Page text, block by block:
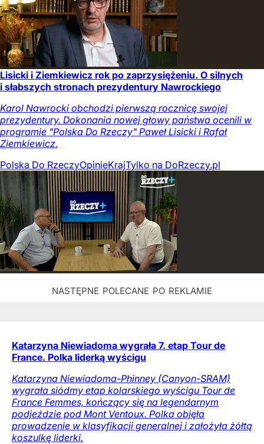
Lisicki i Ziemkiewicz rok po zaprzysiężeniu. O silnych
i słabszych stronach prezydentury Nawrockiego
Karol Nawrocki obchodzi pierwszą rocznicę swojej
prezydentury. Dokonania nowej głowy państwa ocenili w
programie "Polska Do Rzeczy" Paweł Lisicki i Rafał
Ziemkiewicz.
Polska Do RzeczyOpinieKrajTylko na DoRzeczy.pl
Katarzyna Niewiadoma wygrała 7. etap Tour de
France. Polka liderką wyścigu
Katarzyna Niewiadoma-Phinney (Canyon-SRAM)
wygrała siódmy etap kolarskiego wyścigu Tour de
France Femmes, kończący się na legendarnym
podjeździe pod Mont Ventoux. Polka objęła
prowadzenie w klasyfikacji generalnej i założyła żółtą
koszulkę liderki.